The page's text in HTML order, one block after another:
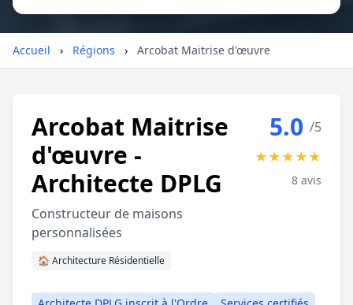
Autres travaux d'architecture
CGU-Confidentialité - Service proposé par ViteUnDevis.com
Accueil › Régions › Arcobat Maitrise d'œuvre
Arcobat Maitrise
d'œuvre -
Architecte DPLG
Constructeur de maisons
personnalisées
🏠 Architecture Résidentielle
5.0 /5
★★★★★
8 avis